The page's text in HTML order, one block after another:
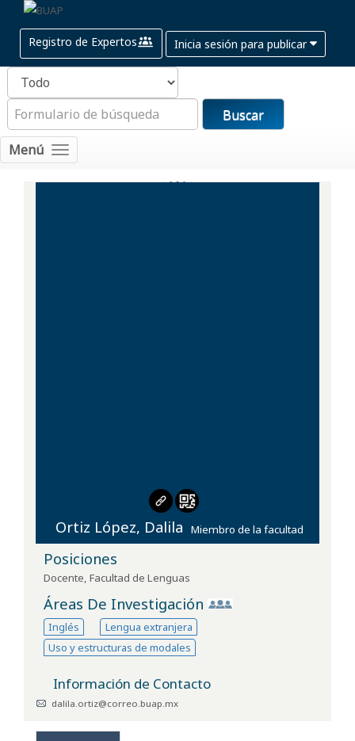
Registro de Expertos Inicia sesión para publicar
Buscar
Menú
Ortiz López, Dalila Miembro de la facultad
Posiciones
Docente, Facultad de Lenguas
Áreas De Investigación
Inglés
Lengua extranjera
Uso y estructuras de modales
Información de Contacto
dalila.ortiz@correo.buap.mx